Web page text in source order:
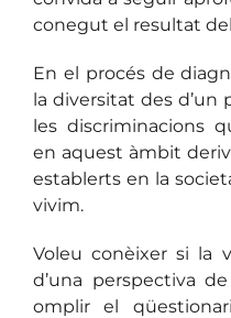
conegut el resultat
En el procés de
la diversitat des d’un
les discriminacions
en aquest àmbit
establerts en la
vivim.
Voleu conèixer si la
d’una perspectiva
omplir el